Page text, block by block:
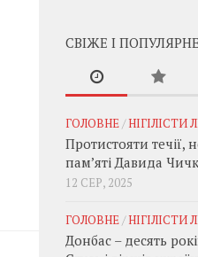
СВІЖЕ І ПОПУЛЯРНЕ
ГОЛОВНЕ/НІГІЛІСТИ
Протистояти течії,
пам’яті Давида
12 СЕР, 2025
ГОЛОВНЕ/НІГІЛІСТИ
Донбас – десять